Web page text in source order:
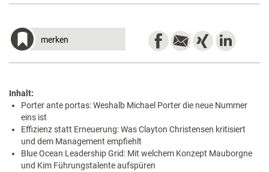
merken
Inhalt:
Porter ante portas: Weshalb Michael Porter die neue Nummer
eins ist
Effizienz statt Erneuerung: Was Clayton Christensen kritisiert
und dem Management empfiehlt
Blue Ocean Leadership Grid: Mit welchem Konzept Mauborgne
und Kim Führungstalente aufspüren